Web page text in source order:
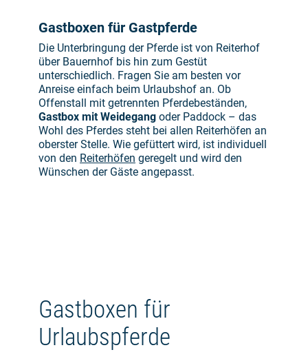
Gastboxen für Gastpferde
Die Unterbringung der Pferde ist von Reiterhof
über Bauernhof bis hin zum Gestüt
unterschiedlich. Fragen Sie am besten vor
Anreise einfach beim Urlaubshof an. Ob
Offenstall mit getrennten Pferdebeständen,
Gastbox mit Weidegang oder Paddock – das
Wohl des Pferdes steht bei allen Reiterhöfen an
oberster Stelle. Wie gefüttert wird, ist individuell
von den Reiterhöfen geregelt und wird den
Wünschen der Gäste angepasst.
Gastboxen für
Urlaubspferde